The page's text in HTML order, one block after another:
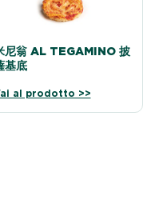
尼翁 AL TEGAMINO 披
基底
al prodotto >>